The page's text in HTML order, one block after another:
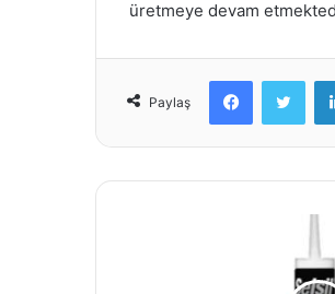
üretmeye devam
Paylaş
Facebook